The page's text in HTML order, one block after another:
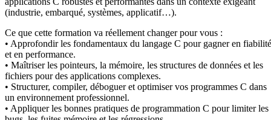
(industrie, embarqué, systèmes, applicatif…).
Ce que cette formation va réellement changer pour vous :
• Approfondir les fondamentaux du langage C pour gagner en fiabilité
et en performance.
• Maîtriser les pointeurs, la mémoire, les structures de données et les
fichiers pour des applications complexes.
• Structurer, compiler, déboguer et optimiser vos programmes C dans
un environnement professionnel.
• Appliquer les bonnes pratiques de programmation C pour limiter les